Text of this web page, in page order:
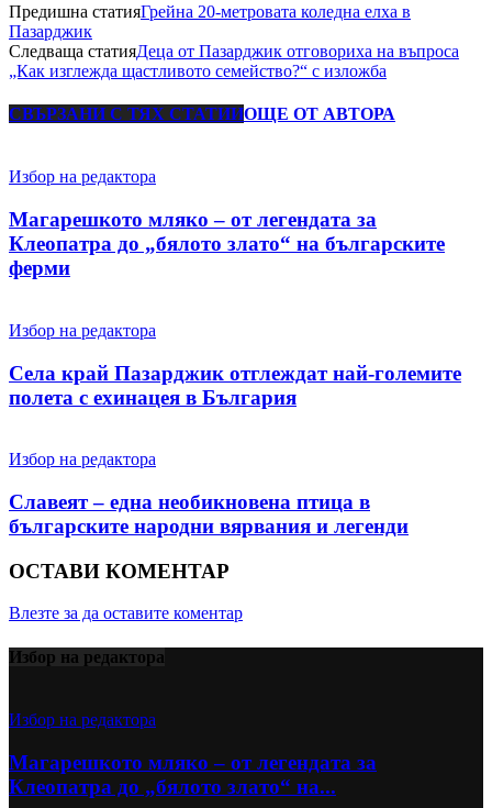
Предишна статияГрейна 20-метровата коледна елха в
Пазарджик
Следваща статияДеца от Пазарджик отговориха на въпроса
„Как изглежда щастливото семейство?“ с изложба
СВЪРЗАНИ С ТЯХ СТАТИИОЩЕ ОТ АВТОРА
Избор на редактора
Магарешкото мляко – от легендата за
Клеопатра до „бялото злато“ на българските
ферми
Избор на редактора
Села край Пазарджик отглеждат най-големите
полета с ехинацея в България
Избор на редактора
Славеят – една необикновена птица в
българските народни вярвания и легенди
ОСТАВИ КОМЕНТАР
Влезте за да оставите коментар
Избор на редактора
Избор на редактора
Магарешкото мляко – от легендата за
Клеопатра до „бялото злато“ на...